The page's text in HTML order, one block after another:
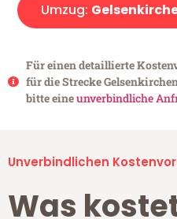
Umzug:
Für einen detaillierte
für die Strecke
bitte eineunverbindliche
Unverbindlichen
Was